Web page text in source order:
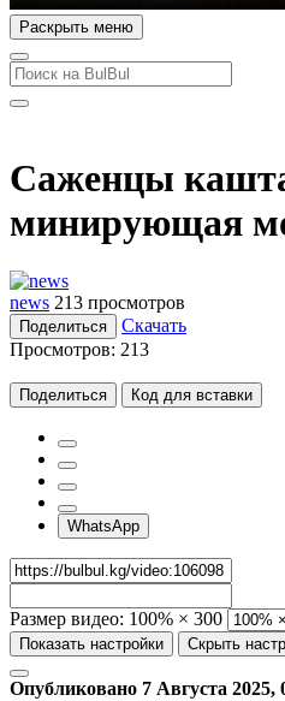
Раскрыть меню
Саженцы
минирующая
news 213 просмотров
Поделиться
Скачать
Просмотров: 213
Поделиться Код для вставки
WhatsApp
Размер видео: 100% × 300
Показать настройки Скрыть
Опубликовано 7 Августа 2025,